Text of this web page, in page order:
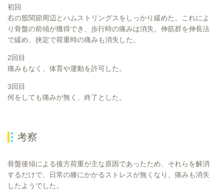
初回
右の股関節周辺とハムストリングスをしっかり緩めた。これによ
り骨盤の前傾が獲得でき、歩行時の痛みは消失。伸筋群を伸長法
で緩め、挟定で荷重時の痛みも消失した。
2回目
痛みもなく、体育や運動を許可した。
3回目
何をしても痛みが無く、終了とした。
考察
骨盤後傾による後方荷重が主な原因であったため、それらを解消
するだけで、日常の膝にかかるストレスが無くなり、痛みも消失
したようでした。